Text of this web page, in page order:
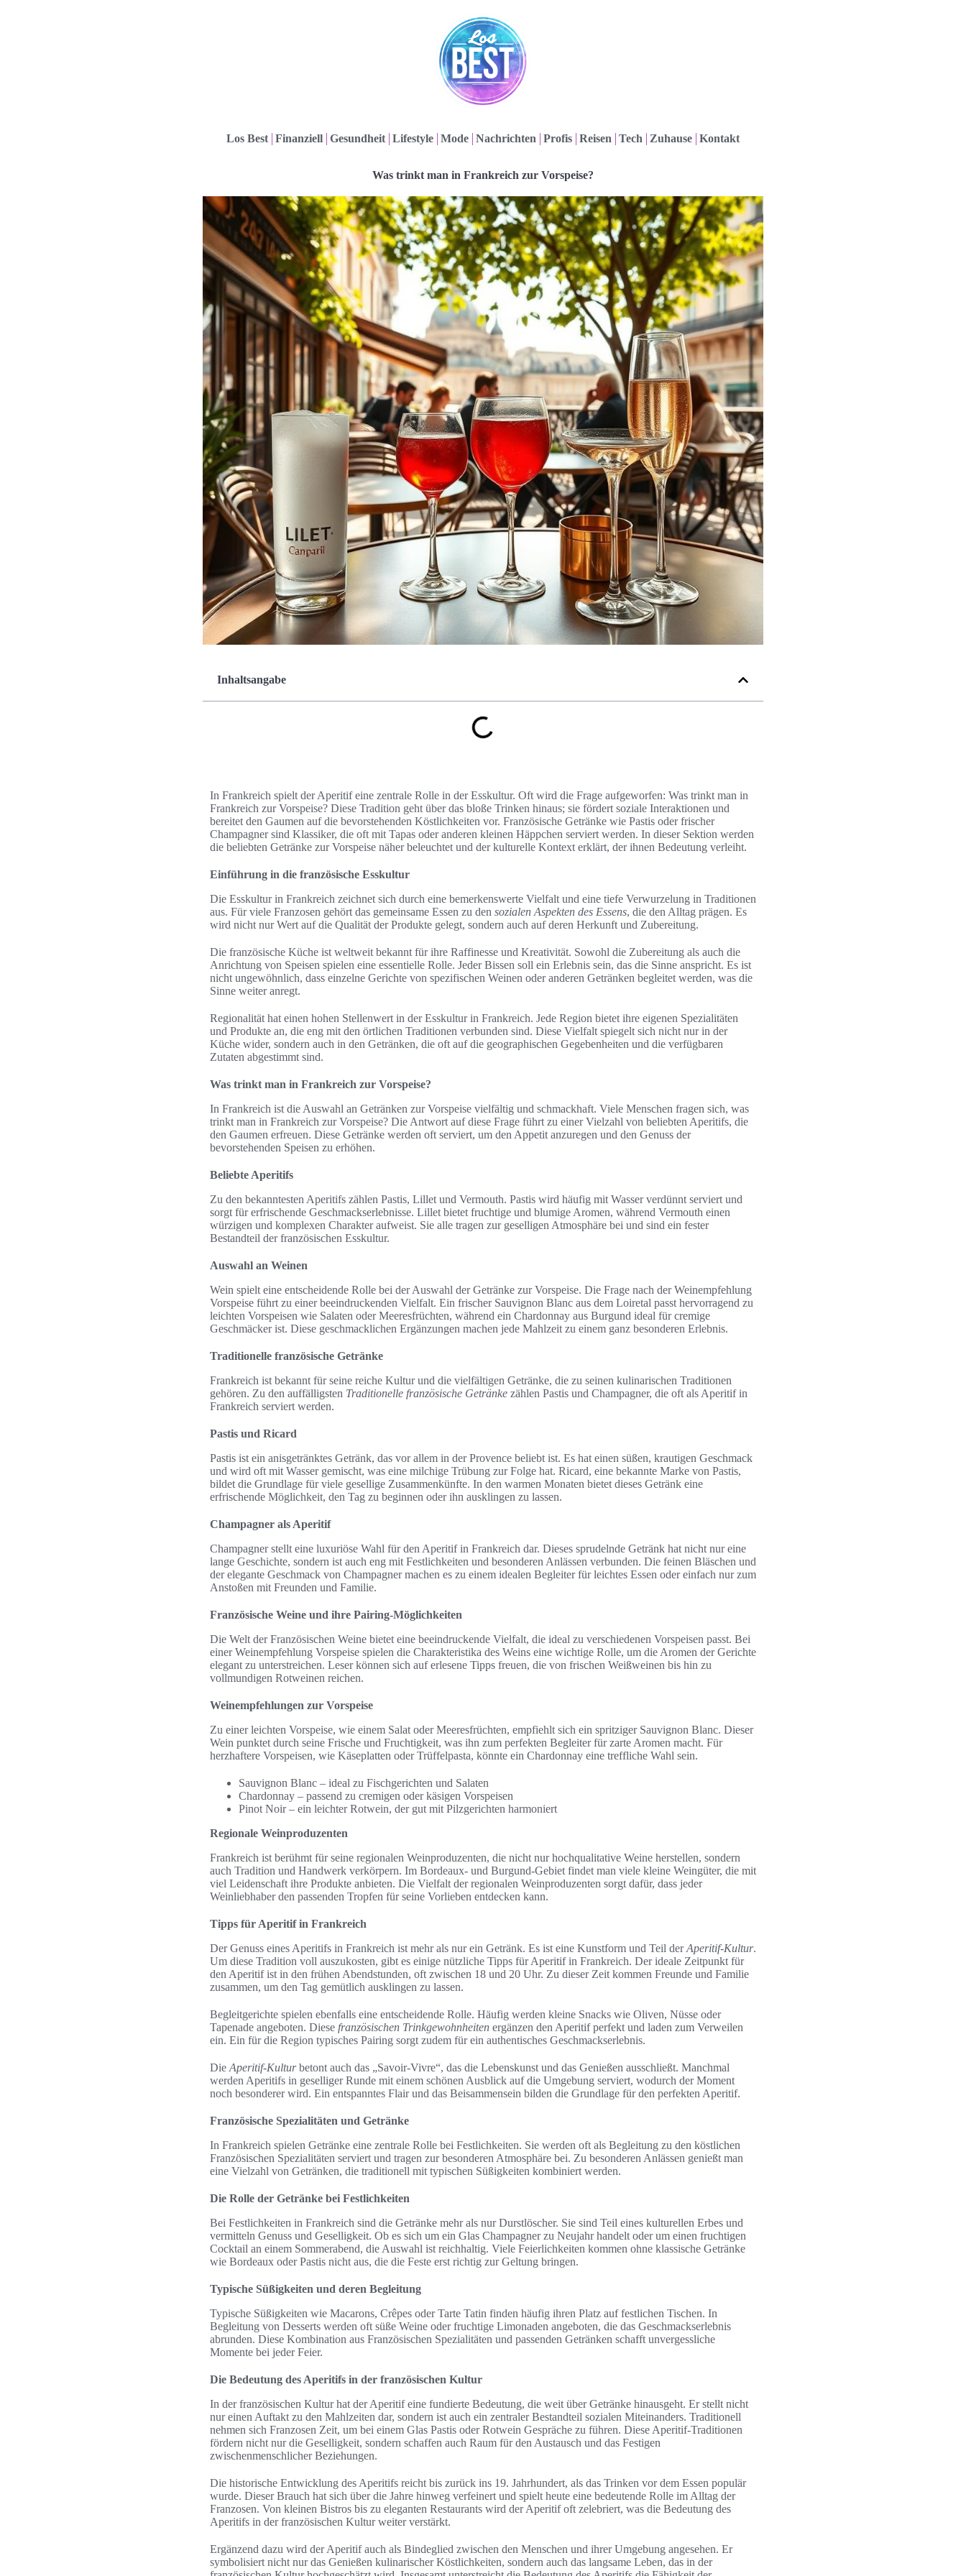
Los Best Finanziell Gesundheit Lifestyle Mode Nachrichten Profis Reisen Tech Zuhause Kontakt
Was trinkt man in Frankreich zur Vorspeise?
Inhaltsangabe
In Frankreich spielt der Aperitif eine zentrale Rolle in der Esskultur. Oft wird die Frage aufgeworfen: Was trinkt man in
Frankreich zur Vorspeise? Diese Tradition geht über das bloße Trinken hinaus; sie fördert soziale Interaktionen und
bereitet den Gaumen auf die bevorstehenden Köstlichkeiten vor. Französische Getränke wie Pastis oder frischer
Champagner sind Klassiker, die oft mit Tapas oder anderen kleinen Häppchen serviert werden. In dieser Sektion werden
die beliebten Getränke zur Vorspeise näher beleuchtet und der kulturelle Kontext erklärt, der ihnen Bedeutung verleiht.
Einführung in die französische Esskultur
Die Esskultur in Frankreich zeichnet sich durch eine bemerkenswerte Vielfalt und eine tiefe Verwurzelung in Traditionen
aus. Für viele Franzosen gehört das gemeinsame Essen zu den sozialen Aspekten des Essens, die den Alltag prägen. Es
wird nicht nur Wert auf die Qualität der Produkte gelegt, sondern auch auf deren Herkunft und Zubereitung.
Die französische Küche ist weltweit bekannt für ihre Raffinesse und Kreativität. Sowohl die Zubereitung als auch die
Anrichtung von Speisen spielen eine essentielle Rolle. Jeder Bissen soll ein Erlebnis sein, das die Sinne anspricht. Es ist
nicht ungewöhnlich, dass einzelne Gerichte von spezifischen Weinen oder anderen Getränken begleitet werden, was die
Sinne weiter anregt.
Regionalität hat einen hohen Stellenwert in der Esskultur in Frankreich. Jede Region bietet ihre eigenen Spezialitäten
und Produkte an, die eng mit den örtlichen Traditionen verbunden sind. Diese Vielfalt spiegelt sich nicht nur in der
Küche wider, sondern auch in den Getränken, die oft auf die geographischen Gegebenheiten und die verfügbaren
Zutaten abgestimmt sind.
Was trinkt man in Frankreich zur Vorspeise?
In Frankreich ist die Auswahl an Getränken zur Vorspeise vielfältig und schmackhaft. Viele Menschen fragen sich, was
trinkt man in Frankreich zur Vorspeise? Die Antwort auf diese Frage führt zu einer Vielzahl von beliebten Aperitifs, die
den Gaumen erfreuen. Diese Getränke werden oft serviert, um den Appetit anzuregen und den Genuss der
bevorstehenden Speisen zu erhöhen.
Beliebte Aperitifs
Zu den bekanntesten Aperitifs zählen Pastis, Lillet und Vermouth. Pastis wird häufig mit Wasser verdünnt serviert und
sorgt für erfrischende Geschmackserlebnisse. Lillet bietet fruchtige und blumige Aromen, während Vermouth einen
würzigen und komplexen Charakter aufweist. Sie alle tragen zur geselligen Atmosphäre bei und sind ein fester
Bestandteil der französischen Esskultur.
Auswahl an Weinen
Wein spielt eine entscheidende Rolle bei der Auswahl der Getränke zur Vorspeise. Die Frage nach der Weinempfehlung
Vorspeise führt zu einer beeindruckenden Vielfalt. Ein frischer Sauvignon Blanc aus dem Loiretal passt hervorragend zu
leichten Vorspeisen wie Salaten oder Meeresfrüchten, während ein Chardonnay aus Burgund ideal für cremige
Geschmäcker ist. Diese geschmacklichen Ergänzungen machen jede Mahlzeit zu einem ganz besonderen Erlebnis.
Traditionelle französische Getränke
Frankreich ist bekannt für seine reiche Kultur und die vielfältigen Getränke, die zu seinen kulinarischen Traditionen
gehören. Zu den auffälligsten Traditionelle französische Getränke zählen Pastis und Champagner, die oft als Aperitif in
Frankreich serviert werden.
Pastis und Ricard
Pastis ist ein anisgetränktes Getränk, das vor allem in der Provence beliebt ist. Es hat einen süßen, krautigen Geschmack
und wird oft mit Wasser gemischt, was eine milchige Trübung zur Folge hat. Ricard, eine bekannte Marke von Pastis,
bildet die Grundlage für viele gesellige Zusammenkünfte. In den warmen Monaten bietet dieses Getränk eine
erfrischende Möglichkeit, den Tag zu beginnen oder ihn ausklingen zu lassen.
Champagner als Aperitif
Champagner stellt eine luxuriöse Wahl für den Aperitif in Frankreich dar. Dieses sprudelnde Getränk hat nicht nur eine
lange Geschichte, sondern ist auch eng mit Festlichkeiten und besonderen Anlässen verbunden. Die feinen Bläschen und
der elegante Geschmack von Champagner machen es zu einem idealen Begleiter für leichtes Essen oder einfach nur zum
Anstoßen mit Freunden und Familie.
Französische Weine und ihre Pairing-Möglichkeiten
Die Welt der Französischen Weine bietet eine beeindruckende Vielfalt, die ideal zu verschiedenen Vorspeisen passt. Bei
einer Weinempfehlung Vorspeise spielen die Charakteristika des Weins eine wichtige Rolle, um die Aromen der Gerichte
elegant zu unterstreichen. Leser können sich auf erlesene Tipps freuen, die von frischen Weißweinen bis hin zu
vollmundigen Rotweinen reichen.
Weinempfehlungen zur Vorspeise
Zu einer leichten Vorspeise, wie einem Salat oder Meeresfrüchten, empfiehlt sich ein spritziger Sauvignon Blanc. Dieser
Wein punktet durch seine Frische und Fruchtigkeit, was ihn zum perfekten Begleiter für zarte Aromen macht. Für
herzhaftere Vorspeisen, wie Käseplatten oder Trüffelpasta, könnte ein Chardonnay eine treffliche Wahl sein.
Sauvignon Blanc – ideal zu Fischgerichten und Salaten
Chardonnay – passend zu cremigen oder käsigen Vorspeisen
Pinot Noir – ein leichter Rotwein, der gut mit Pilzgerichten harmoniert
Regionale Weinproduzenten
Frankreich ist berühmt für seine regionalen Weinproduzenten, die nicht nur hochqualitative Weine herstellen, sondern
auch Tradition und Handwerk verkörpern. Im Bordeaux- und Burgund-Gebiet findet man viele kleine Weingüter, die mit
viel Leidenschaft ihre Produkte anbieten. Die Vielfalt der regionalen Weinproduzenten sorgt dafür, dass jeder
Weinliebhaber den passenden Tropfen für seine Vorlieben entdecken kann.
Tipps für Aperitif in Frankreich
Der Genuss eines Aperitifs in Frankreich ist mehr als nur ein Getränk. Es ist eine Kunstform und Teil derAperitif-Kultur.
Um diese Tradition voll auszukosten, gibt es einige nützliche Tipps für Aperitif in Frankreich. Der ideale Zeitpunkt für
den Aperitif ist in den frühen Abendstunden, oft zwischen 18 und 20 Uhr. Zu dieser Zeit kommen Freunde und Familie
zusammen, um den Tag gemütlich ausklingen zu lassen.
Begleitgerichte spielen ebenfalls eine entscheidende Rolle. Häufig werden kleine Snacks wie Oliven, Nüsse oder
Tapenade angeboten. Diese französischen Trinkgewohnheiten ergänzen den Aperitif perfekt und laden zum Verweilen
ein. Ein für die Region typisches Pairing sorgt zudem für ein authentisches Geschmackserlebnis.
Die Aperitif-Kulturbetont auch das „Savoir-Vivre“, das die Lebenskunst und das Genießen ausschließt. Manchmal
werden Aperitifs in geselliger Runde mit einem schönen Ausblick auf die Umgebung serviert, wodurch der Moment
noch besonderer wird. Ein entspanntes Flair und das Beisammensein bilden die Grundlage für den perfekten Aperitif.
Französische Spezialitäten und Getränke
In Frankreich spielen Getränke eine zentrale Rolle bei Festlichkeiten. Sie werden oft als Begleitung zu den köstlichen
Französischen Spezialitäten serviert und tragen zur besonderen Atmosphäre bei. Zu besonderen Anlässen genießt man
eine Vielzahl von Getränken, die traditionell mit typischen Süßigkeiten kombiniert werden.
Die Rolle der Getränke bei Festlichkeiten
Bei Festlichkeiten in Frankreich sind die Getränke mehr als nur Durstlöscher. Sie sind Teil eines kulturellen Erbes und
vermitteln Genuss und Geselligkeit. Ob es sich um ein Glas Champagner zu Neujahr handelt oder um einen fruchtigen
Cocktail an einem Sommerabend, die Auswahl ist reichhaltig. Viele Feierlichkeiten kommen ohne klassische Getränke
wie Bordeaux oder Pastis nicht aus, die die Feste erst richtig zur Geltung bringen.
Typische Süßigkeiten und deren Begleitung
Typische Süßigkeiten wie Macarons, Crêpes oder Tarte Tatin finden häufig ihren Platz auf festlichen Tischen. In
Begleitung von Desserts werden oft süße Weine oder fruchtige Limonaden angeboten, die das Geschmackserlebnis
abrunden. Diese Kombination aus Französischen Spezialitäten und passenden Getränken schafft unvergessliche
Momente bei jeder Feier.
Die Bedeutung des Aperitifs in der französischen Kultur
In der französischen Kultur hat der Aperitif eine fundierte Bedeutung, die weit über Getränke hinausgeht. Er stellt nicht
nur einen Auftakt zu den Mahlzeiten dar, sondern ist auch ein zentraler Bestandteil sozialen Miteinanders. Traditionell
nehmen sich Franzosen Zeit, um bei einem Glas Pastis oder Rotwein Gespräche zu führen. Diese Aperitif-Traditionen
fördern nicht nur die Geselligkeit, sondern schaffen auch Raum für den Austausch und das Festigen
zwischenmenschlicher Beziehungen.
Die historische Entwicklung des Aperitifs reicht bis zurück ins 19. Jahrhundert, als das Trinken vor dem Essen populär
wurde. Dieser Brauch hat sich über die Jahre hinweg verfeinert und spielt heute eine bedeutende Rolle im Alltag der
Franzosen. Von kleinen Bistros bis zu eleganten Restaurants wird der Aperitif oft zelebriert, was die Bedeutung des
Aperitifs in der französischen Kultur weiter verstärkt.
Ergänzend dazu wird der Aperitif auch als Bindeglied zwischen den Menschen und ihrer Umgebung angesehen. Er
symbolisiert nicht nur das Genießen kulinarischer Köstlichkeiten, sondern auch das langsame Leben, das in der